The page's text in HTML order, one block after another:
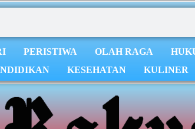
PERISTIWA OLAH RAGA
KESEHATAN KULINER